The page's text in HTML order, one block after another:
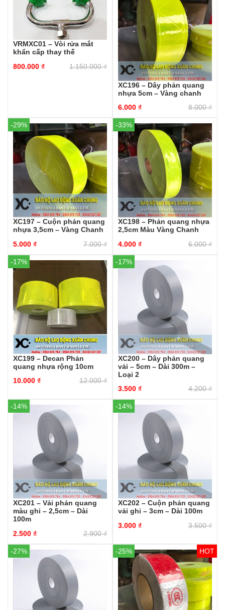
VRMXC01 – Vòi rửa mắt
khẩn cấp thay thế
1.150.000₫
800.000 ₫
XC196 – Dây phản quang
nhựa 5cm – Vàng chanh
8.000₫
6.000 ₫
-29%
XC197 – Cuộn phản quang
nhựa 3,5cm – Vàng Chanh
7.000₫
5.000 ₫
-33%
XC198 – Phản quang nhựa
2,5cm Màu Vàng Chanh
6.000₫
4.000 ₫
-17%
XC199 – Decan Phản
quang nhựa rộng 10cm
12.000₫
10.000 ₫
-17%
XC200 – Dây phản quang
vải – 5cm – Dài 300m –
Loại 2
4.200₫
3.500 ₫
-14%
XC201 – Vải phản quang
màu ghi – 2,5cm – Dài
100m
2.900₫
2.500 ₫
-14%
XC202 – Cuộn phản quang
vải ghi – 3cm – Dài 100m
3.500₫
3.000 ₫
-27% -25%